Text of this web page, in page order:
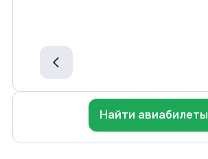
Найти авиабилеты